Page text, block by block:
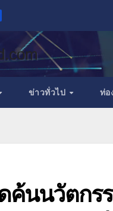
ข่าวทั่วไป ท่อ
ค้นนวัตกร